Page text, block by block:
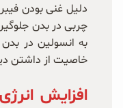
دلیل غنی بودن
چربی در بدن
به انسولین در
خاصیت از داشتن
افزایش